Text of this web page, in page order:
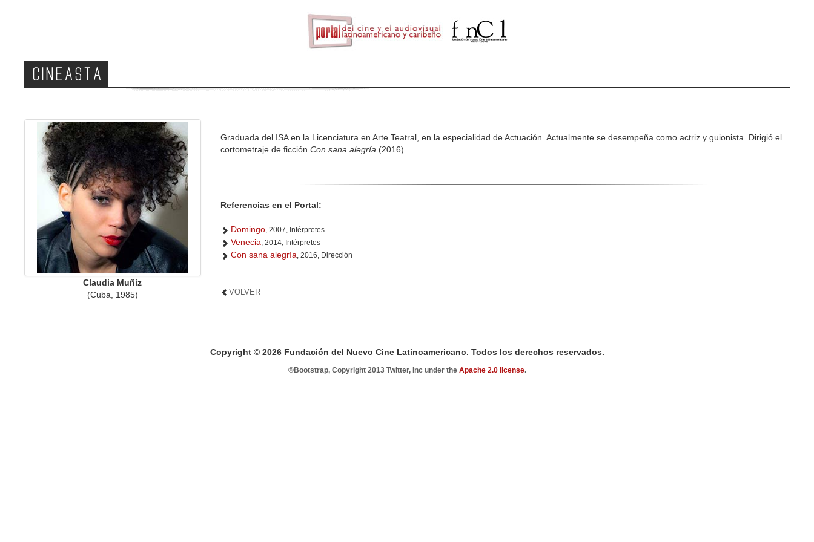
CINEASTA
Claudia Muñiz
(Cuba, 1985)
Graduada del ISA en la Licenciatura en Arte Teatral, en la especialidad de Actuación. Actualmente se desempeña como actriz y guionista. Dirigió el
cortometraje de ficciónCon sana alegría (2016).
Referencias en el Portal:
Domingo, 2007, Intérpretes
Venecia, 2014, Intérpretes
Con sana alegría, 2016, Dirección
VOLVER
Copyright © 2026 Fundación del Nuevo Cine Latinoamericano. Todos los derechos reservados.
©Bootstrap, Copyright 2013 Twitter, Inc under the Apache 2.0 license.